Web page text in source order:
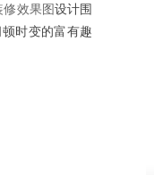
修效果图 设计围
时变的富有趣